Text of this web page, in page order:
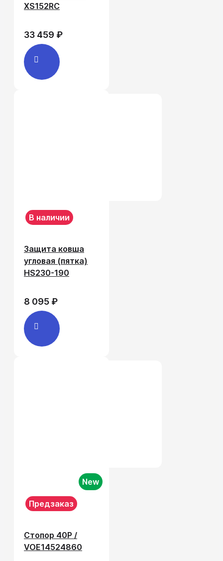
XS152RC
33 459 ₽
В наличии
Защита ковша
угловая (пятка)
HS230-190
8 095 ₽
New
Предзаказ
Стопор 40P /
VOE14524860